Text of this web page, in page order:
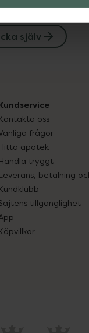
själv
Kontakta oss
frågor
Hitta apotek
Handla tryggt
Leverans, betalning
Kundklubb
tillgänglighet
Köpvillkor